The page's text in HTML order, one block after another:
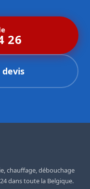
26
chauffage, débouchage
dans toute la Belgique.